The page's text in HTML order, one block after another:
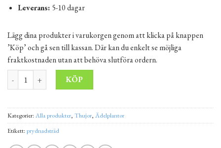
Leverans: 5-10 dagar
Lägg dina produkter i varukorgen genom att klicka på knappen
’Köp’ och gå sen till kassan. Där kan du enkelt se möjliga
fraktkostnaden utan att behöva slutföra ordern.
Japanskt prydnadsgräs 'Black Beauty' 30-50 cm Kruka 2L mängd
KÖP
Kategorier:Alla produkter, Thujor, Ädelplantor
Etikett:prydnadsträd